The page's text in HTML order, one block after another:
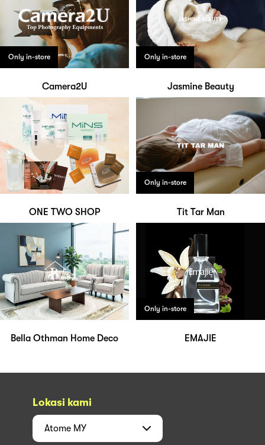
Only in-store
Camera2U
Only in-store
Jasmine Beauty
ONE TWO SHOP
Only in-store
Tit Tar Man
Bella Othman Home Deco
Only in-store
EMAJIE
Lokasi kami
Atome MY